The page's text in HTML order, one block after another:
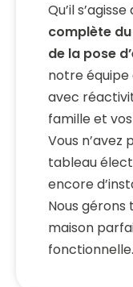
Qu’il s’agisse
complète
de la pose
notre équipe
avec
famille et
Vous n’avez
tableau
encore
Nous
maison
fonctionnelle.